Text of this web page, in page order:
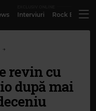
Interviuri Rock
revin cu
după mai